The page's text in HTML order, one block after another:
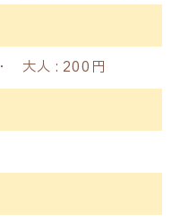
大人 : 200円